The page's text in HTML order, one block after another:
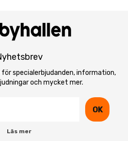
specialerbjudanden, information,
och mycket mer.
OK
Läs mer